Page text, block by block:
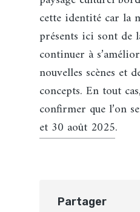
cette identité car la
présents ici sont de
continuer à
nouvelles scènes et
concepts. En tout
confirmer que l’on
et 30 août 2025.
Partager